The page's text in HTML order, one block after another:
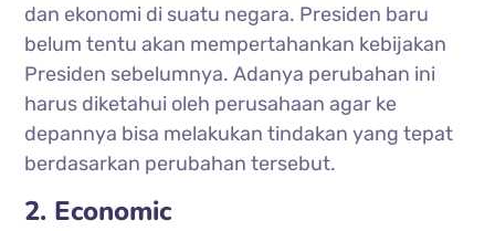
dan ekonomi di suatu negara. Presiden baru
belum tentu akan mempertahankan kebijakan
Presiden sebelumnya. Adanya perubahan ini
harus diketahui oleh perusahaan agar ke
depannya bisa melakukan tindakan yang tepat
berdasarkan perubahan tersebut.
2. Economic